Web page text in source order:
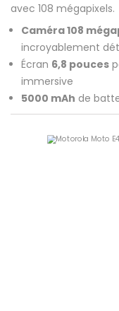
avec 108 mégapixels.
Caméra 108
incroyablement
Écran 6,8 pouces
immersive
5000 mAh de